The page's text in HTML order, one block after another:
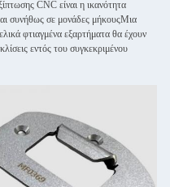
CNC είναι η ικανότητα
συνήθως σε μονάδες μήκουςΜια
φτιαγμένα εξαρτήματα θα έχουν
εντός του συγκεκριμένου